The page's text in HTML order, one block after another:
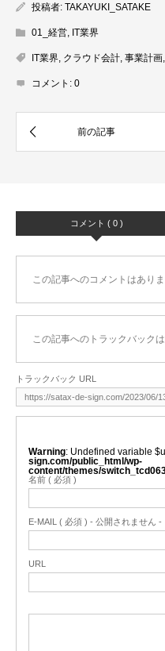
す)
投稿者: TAKAYUKI_SATAKE
01_経営, IT業界
IT業界, クラウド会計, 事業計画,
コメント: 0
コメント ( 0 )
この記事へのコメントはありま
この記事へのトラックバックは
トラックバック URL
Warning : Undefined variable
sign.com/public_html/wp-
content/themes/
名前 ( 必須 )
E-MAIL ( 必須 ) - 公開されません -
URL